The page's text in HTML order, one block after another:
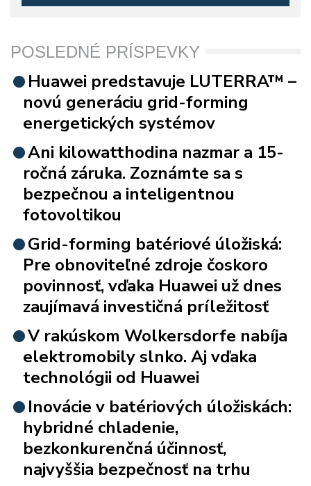
POSLEDNÉ PRÍSPEVKY
Huawei predstavuje LUTERRA™ –
novú generáciu grid-forming
energetických systémov
Ani kilowatthodina nazmar a 15-
ročná záruka. Zoznámte sa s
bezpečnou a inteligentnou
fotovoltikou
Grid-forming batériové úložiská:
Pre obnoviteľné zdroje čoskoro
povinnosť, vďaka Huawei už dnes
zaujímavá investičná príležitosť
V rakúskom Wolkersdorfe nabíja
elektromobily slnko. Aj vďaka
technológii od Huawei
Inovácie v batériových úložiskách:
hybridné chladenie,
bezkonkurenčná účinnosť,
najvyššia bezpečnosť na trhu